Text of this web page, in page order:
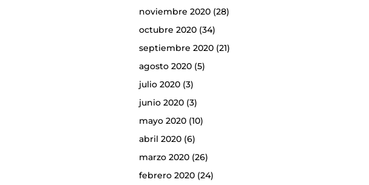
noviembre 2020(28)
octubre 2020(34)
septiembre 2020(21)
agosto 2020(5)
julio 2020(3)
junio 2020(3)
mayo 2020(10)
abril 2020(6)
marzo 2020(26)
febrero 2020(24)